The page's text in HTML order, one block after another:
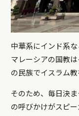
中華系にインド系
マレーシアの国教
の民族でイスラム教
そのため、毎日決
の呼びかけがスピ